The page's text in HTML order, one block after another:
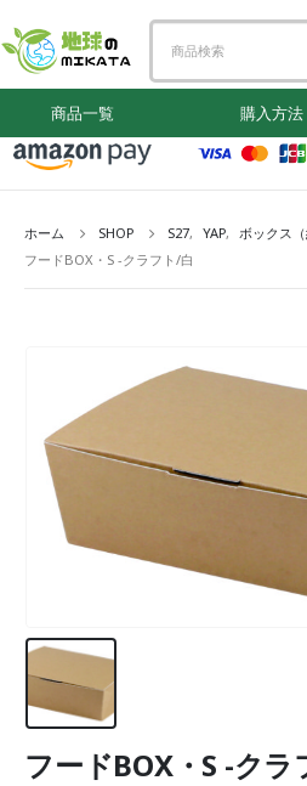
商品一覧 購入方法
ホーム SHOP S27, YAP, ボックス（
フードBOX・S -クラフト/白
フードBOX・S -クラ